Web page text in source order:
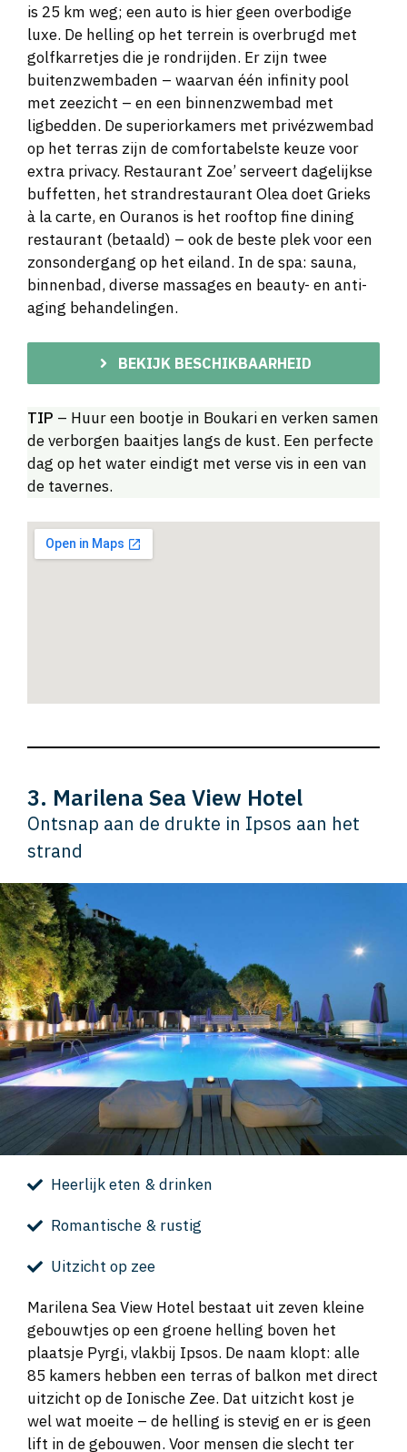
is 25 km weg; een auto is hier geen overbodige
luxe. De helling op het terrein is overbrugd met
golfkarretjes die je rondrijden. Er zijn twee
buitenzwembaden – waarvan één infinity pool
met zeezicht – en een binnenzwembad met
ligbedden. De superiorkamers met privézwembad
op het terras zijn de comfortabelste keuze voor
extra privacy. Restaurant Zoe’ serveert dagelijkse
buffetten, het strandrestaurant Olea doet Grieks
à la carte, en Ouranos is het rooftop fine dining
restaurant (betaald) – ook de beste plek voor een
zonsondergang op het eiland. In de spa: sauna,
binnenbad, diverse massages en beauty- en anti-
aging behandelingen.
BEKIJK BESCHIKBAARHEID
TIP – Huur een bootje in Boukari en verken samen
de verborgen baaitjes langs de kust. Een perfecte
dag op het water eindigt met verse vis in een van
de tavernes.
3. Marilena Sea View Hotel
Ontsnap aan de drukte in Ipsos aan het
strand
Heerlijk eten & drinken
Romantische & rustig
Uitzicht op zee
Marilena Sea View Hotel bestaat uit zeven kleine
gebouwtjes op een groene helling boven het
plaatsje Pyrgi, vlakbij Ipsos. De naam klopt: alle
85 kamers hebben een terras of balkon met direct
uitzicht op de Ionische Zee. Dat uitzicht kost je
wel wat moeite – de helling is stevig en er is geen
lift in de gebouwen. Voor mensen die slecht ter